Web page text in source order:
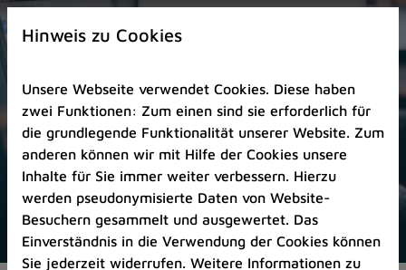
Zur
Startseite
Zum
Seitenanfang
springen
(Schnelltaste
A)
Zur
Navigation/Menü
springen
Hinweis zu Cookies
Unsere Webseite verwendet Cookies. Diese haben
zwei Funktionen: Zum einen sind sie erforderlich für
die grundlegende Funktionalität unserer Website. Zum
anderen können wir mit Hilfe der Cookies unsere
Inhalte für Sie immer weiter verbessern. Hierzu
werden pseudonymisierte Daten von Website-
Besuchern gesammelt und ausgewertet. Das
Einverständnis in die Verwendung der Cookies können
Sie jederzeit widerrufen. Weitere Informationen zu